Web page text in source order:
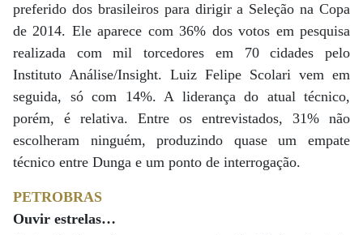
preferido dos brasileiros para dirigir a Seleção na Copa
de 2014. Ele aparece com 36% dos votos em pesquisa
realizada com mil torcedores em 70 cidades pelo
Instituto Análise/Insight. Luiz Felipe Scolari vem em
seguida, só com 14%. A liderança do atual técnico,
porém, é relativa. Entre os entrevistados, 31% não
escolheram ninguém, produzindo quase um empate
técnico entre Dunga e um ponto de interrogação.
PETROBRAS
Ouvir estrelas…